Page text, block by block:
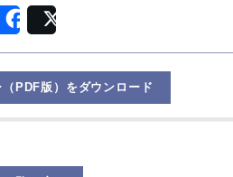
Share
PDF版）をダウンロード